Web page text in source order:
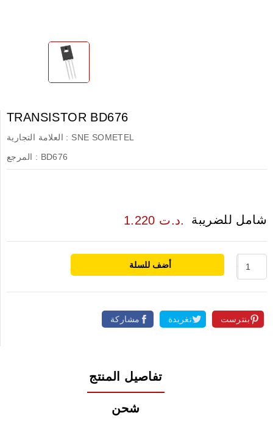
TRANSISTOR BD676
العلامة التجارية : SNE SOMETEL
المرجع : BD676
1.220 د.ت. شامل للضريبة
أضف للسلة
مشاركة تغريدة بنترست
تفاصيل المنتج
شحن